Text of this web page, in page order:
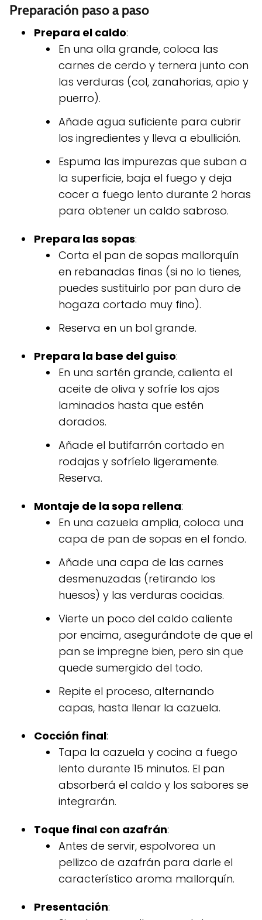
Preparación paso a paso
Prepara el caldo:
En una olla grande, coloca las
carnes de cerdo y ternera junto con
las verduras (col, zanahorias, apio y
puerro).
Añade agua suficiente para cubrir
los ingredientes y lleva a ebullición.
Espuma las impurezas que suban a
la superficie, baja el fuego y deja
cocer a fuego lento durante 2 horas
para obtener un caldo sabroso.
Prepara las sopas:
Corta el pan de sopas mallorquín
en rebanadas finas (si no lo tienes,
puedes sustituirlo por pan duro de
hogaza cortado muy fino).
Reserva en un bol grande.
Prepara la base del guiso:
En una sartén grande, calienta el
aceite de oliva y sofríe los ajos
laminados hasta que estén
dorados.
Añade el butifarrón cortado en
rodajas y sofríelo ligeramente.
Reserva.
Montaje de la sopa rellena:
En una cazuela amplia, coloca una
capa de pan de sopas en el fondo.
Añade una capa de las carnes
desmenuzadas (retirando los
huesos) y las verduras cocidas.
Vierte un poco del caldo caliente
por encima, asegurándote de que el
pan se impregne bien, pero sin que
quede sumergido del todo.
Repite el proceso, alternando
capas, hasta llenar la cazuela.
Cocción final:
Tapa la cazuela y cocina a fuego
lento durante 15 minutos. El pan
absorberá el caldo y los sabores se
integrarán.
Toque final con azafrán:
Antes de servir, espolvorea un
pellizco de azafrán para darle el
característico aroma mallorquín.
Presentación: